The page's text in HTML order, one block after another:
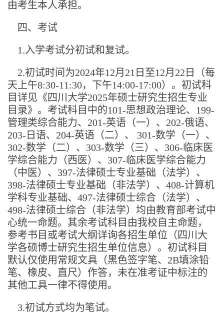
由考生本人承担。
四、考试
1.入学考试分初试和复试。
2.初试时间为2024年12月21日至12月22日（每
天上午8:30-11:30，下午14:00-17:00）。初试科
目详见《四川大学2025年硕士研究生招生专业
目录》。考试科目中的101-思想政治理论、199-
管理类综合能力、201-英语（一）、202-俄语、
203-日语、204-英语（二）、 301-数学（一）、
302-数学（二）、303-数学（三）、306-临床医
学综合能力（西医）、307-临床医学综合能力
（中医）、397-法律硕士专业基础（法学）、
398-法律硕士专业基础（非法学）、408-计算机
学科专业基础、497-法律硕士综合（法学）、
498-法律硕士综合（非法学）均由教育部考试中
心统一命题。其余考试科目由我校自主命题，
参考书目或考试大纲详询各招生单位（四川大
学各硕博士研究生招生单位信息）。初试科目
默认仅使用常规文具（黑色签字笔、2B填涂铅
笔、橡皮、直尺）作答，未在准考证中标注的
其他工具一律不得使用。
3.初试方式均为笔试。